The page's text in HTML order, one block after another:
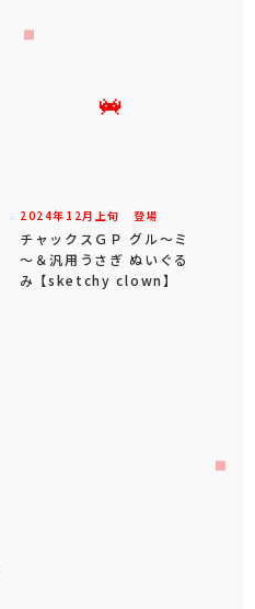
2024年 12 月 上旬 登場
チャックスＧＰ グル～ミ
～＆汎用うさぎ ぬいぐる
み 【sketchy clown】